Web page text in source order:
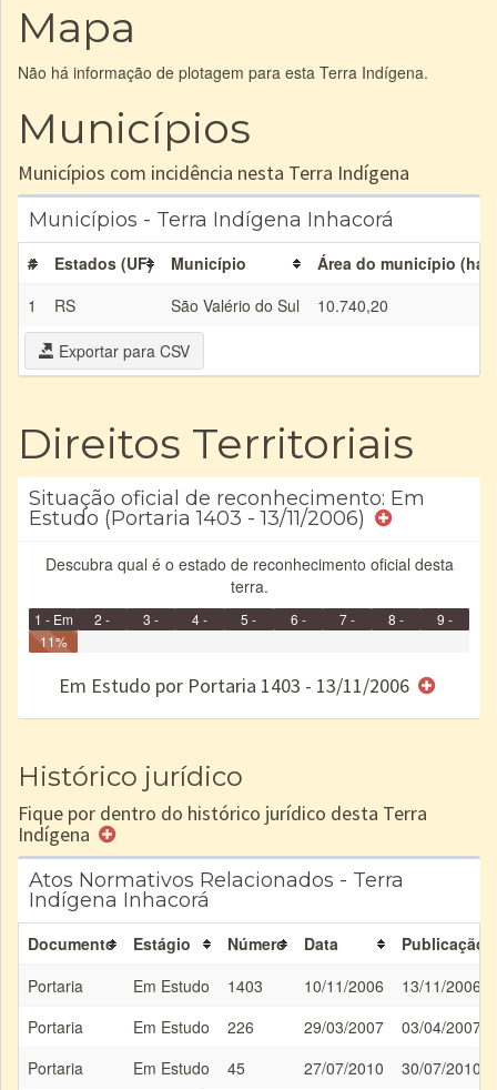
Mapa
Não há informação de plotagem para esta Terra Indígena.
Municípios
Municípios com incidência nesta Terra Indígena
Municípios - Terra Indígena Inhacorá
# Estados (UF) Município
Área do município (ha)
1
RS São Valério do Sul 10.740,20
Exportar para CSV
Direitos Territoriais
Situação oficial de reconhecimento: Em
Estudo (Portaria 1403 - 13/11/2006)
Descubra qual é o estado de reconhecimento oficial desta
terra.
1 - Em
Identificação
2 -
3 -
4 -
5 -
6 -
e/ou
7 -
8 -
9 -
11%
Em Estudo por Portaria 1403 - 13/11/2006
Histórico jurídico
Fique por dentro do histórico jurídico desta Terra
Indígena
Atos Normativos Relacionados - Terra
Indígena Inhacorá
Documento Estágio Número Data
Publicação
Portaria
Em Estudo 1403 10/11/2006
13/11/2006
Portaria
Em Estudo 226 29/03/2007
03/04/2007
Portaria
Em Estudo 45 27/07/2010
30/07/2010